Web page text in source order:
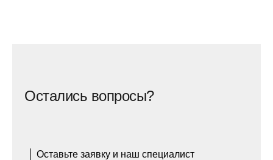
Остались вопросы?
Оставьте заявку и наш специалист